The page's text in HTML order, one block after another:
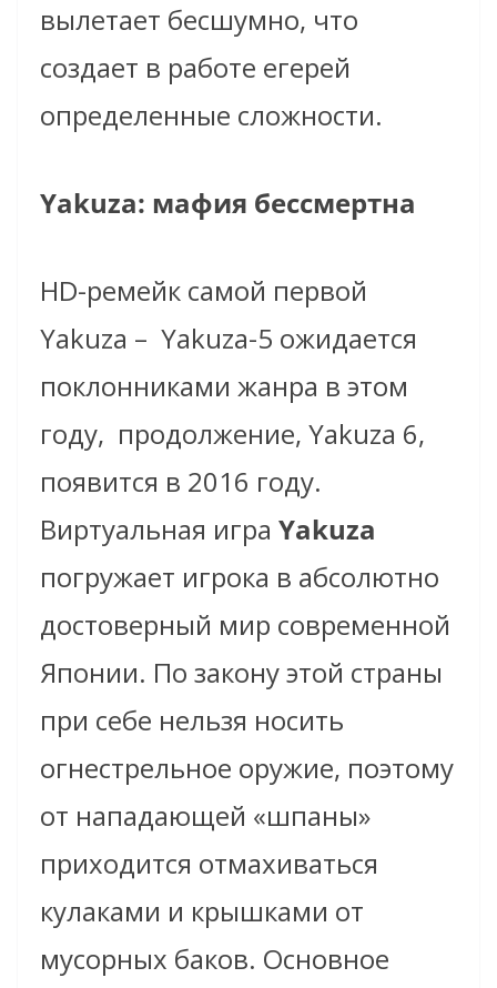
вылетает бесшумно, что
создает в работе егерей
определенные сложности.
Yakuza: мафия бессмертна
HD-ремейк самой первой
Yakuza – Yakuza-5 ожидается
поклонниками жанра в этом
году, продолжение, Yakuza 6,
появится в 2016 году.
Виртуальная игра Yakuza
погружает игрока в абсолютно
достоверный мир современной
Японии. По закону этой страны
при себе нельзя носить
огнестрельное оружие, поэтому
от нападающей «шпаны»
приходится отмахиваться
кулаками и крышками от
мусорных баков. Основное